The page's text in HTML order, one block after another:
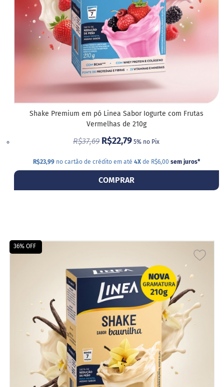
Shake Premium em pó Linea Sabor Iogurte com Frutas
Vermelhas de 210g
R$37,69 R$22,79 5% no Pix
R$23,99no cartão de crédito em até 4Xde R$6,00 sem juros*
COMPRAR
36% OFF